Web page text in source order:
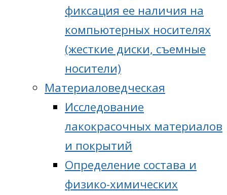
фиксация ее наличия на
компьютерных носителях
(жесткие диски, съемные
носители)
Материаловедческая
Исследование
лакокрасочных материалов
и покрытий
Определение состава и
физико-химических